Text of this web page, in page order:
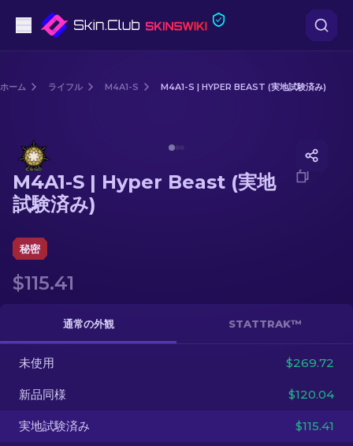
スナイパーライフル
その他
JA
ホーム ライフル M4A1-S M4A1-S | HYPER BEAST (実地試験済み)
M4A1-S | Hyper Beast (実地
試験済み)
秘密
$115.41
通常の外観 STATTRAK™
未使用 $269.72
新品同様 $120.04
実地試験済み $115.41